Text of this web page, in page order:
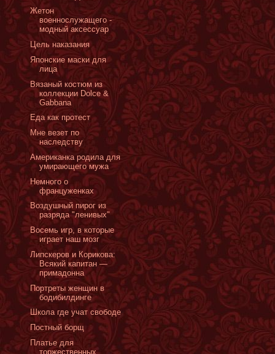
Жетон
военнослужащего -
модный аксессуар
Цель наказания
Японские маски для
лица
Вязаный костюм из
коллекции Dolce &
Gabbana
Еда как протест
Мне везет по
наследству
Американка родила для
умирающего мужа
Немного о
француженках
Воздушный пирог из
разряда "ленивых"
Восемь игр, в которые
играет наш мозг
Липскеров и Корикова:
Всякий капитан —
примадонна
Портреты женщин в
бодибилдинге
Школа где учат свободе
Постный борщ
Платье для
торжественных